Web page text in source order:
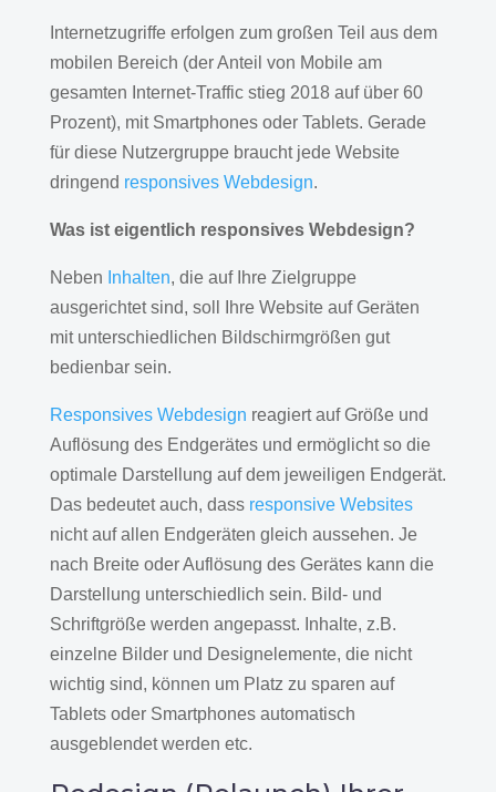
Internetzugriffe erfolgen zum großen Teil aus dem
mobilen Bereich (der Anteil von Mobile am
gesamten Internet-Traffic stieg 2018 auf über 60
Prozent), mit Smartphones oder Tablets. Gerade
für diese Nutzergruppe braucht jede Website
dringend responsives Webdesign.
Was ist eigentlich responsives Webdesign?
Neben Inhalten, die auf Ihre Zielgruppe
ausgerichtet sind, soll Ihre Website auf Geräten
mit unterschiedlichen Bildschirmgrößen gut
bedienbar sein.
Responsives Webdesign reagiert auf Größe und
Auflösung des Endgerätes und ermöglicht so die
optimale Darstellung auf dem jeweiligen Endgerät.
Das bedeutet auch, dass responsive Websites
nicht auf allen Endgeräten gleich aussehen. Je
nach Breite oder Auflösung des Gerätes kann die
Darstellung unterschiedlich sein. Bild- und
Schriftgröße werden angepasst. Inhalte, z.B.
einzelne Bilder und Designelemente, die nicht
wichtig sind, können um Platz zu sparen auf
Tablets oder Smartphones automatisch
ausgeblendet werden etc.